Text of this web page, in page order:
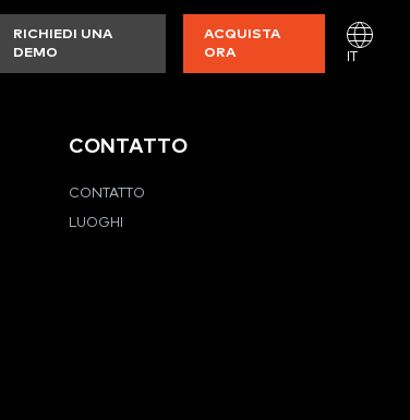
RICHIEDI UNA
DEMO
ACQUISTA
ORA
IT
CONTATTO
CONTATTO
LUOGHI